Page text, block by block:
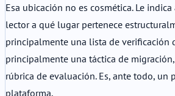
Esa ubicación no es cosmética. Le
lector a qué lugar pertenece
principalmente una lista de verificación
principalmente una táctica de
rúbrica de evaluación. Es, ante todo, un
plataforma.